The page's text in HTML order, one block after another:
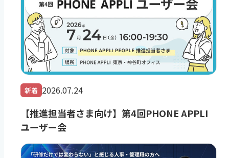
新着 2026.07.24
【推進担当者さま向け】第4回PHONE APPLI
ユーザー会